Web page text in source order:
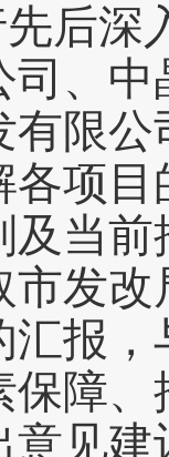
后深
司、
有限
各项
及当
市发
汇报
保障
意见建